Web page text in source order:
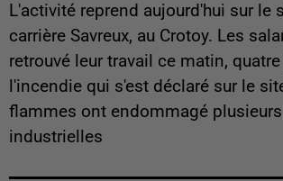
L'activité reprend aujourd'hui sur le
carrière Savreux, au Crotoy. Les
retrouvé leur travail ce matin,
l'incendie qui s'est déclaré sur le
flammes ont endommagé
industrielles